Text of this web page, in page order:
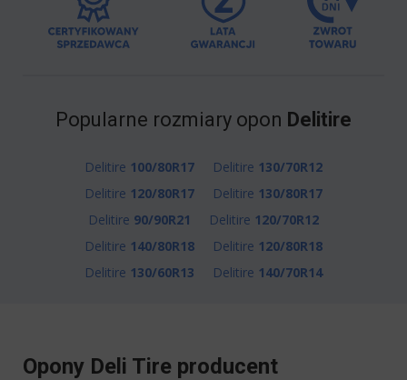
Popularne rozmiary opon Delitire
Delitire 100/80R17 Delitire 130/70R12
Delitire 120/80R17 Delitire 130/80R17
Delitire 90/90R21 Delitire 120/70R12
Delitire 140/80R18 Delitire 120/80R18
Delitire 130/60R13 Delitire 140/70R14
Opony Deli Tire producent